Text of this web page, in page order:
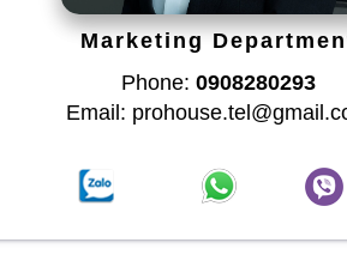
Marketing
Phone:0908280293
Email: